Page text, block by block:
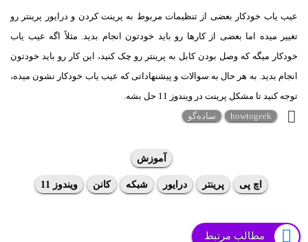
عیب یاب خودکار بعضی از تنظیمات مربوط به پرینت کردن و درایور پرینتر رو
تغییر میده اما بعضی از کارها رو باید خودتون انجام بدید. مثلاً اگه عیب یاب
خودکار میگه که وصل بودن کابل به پرینتر رو چک کنید، این کار رو باید خودتون
انجام بدید. به هر حال به سوالات و پیشنهاداتی که عیب یاب خودکار نشون میده،
توجه کنید تا مشکل پرینت در ویندوز 11 حل بشه.
howtogeek
ساده‌گو
آموزش
اچ پی پرینتر درایور شبکه کانن ویندوز 11
مطالب مرتبط